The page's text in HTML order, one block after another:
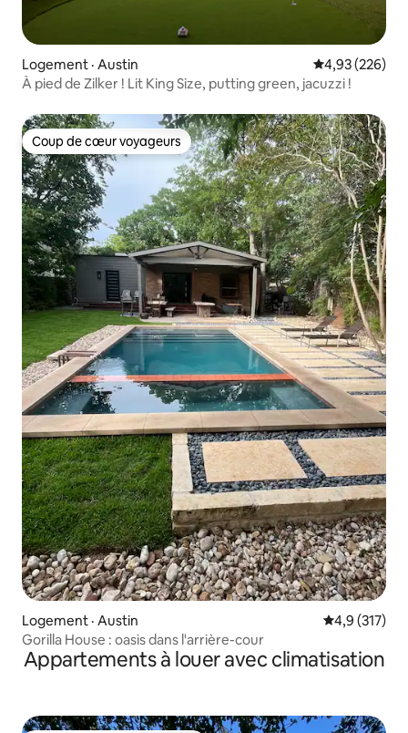
Logement · Austin Note
4,93 (226)
À pied de Zilker ! Lit King Size, putting green, jacuzzi !
Coup de cœur voyageurs
Coup de cœur voyageurs
Logement · Austin Note
4,9 (317)
Gorilla House : oasis dans l'arrière-cour
Appartements à louer avec climatisation